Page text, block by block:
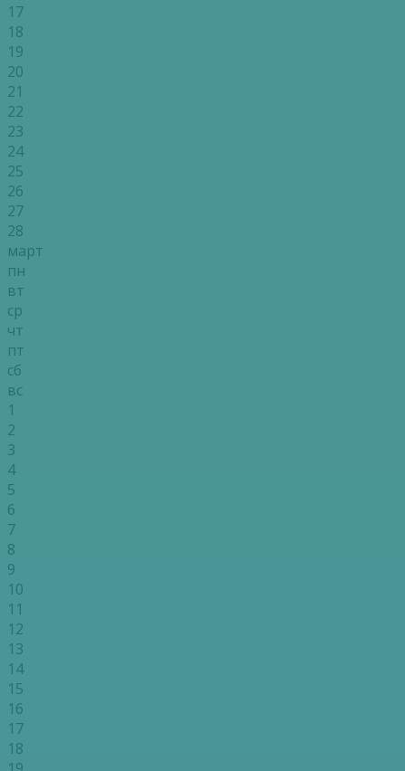
17
18
19
20
21
22
23
24
25
26
27
28
март
пн
вт
ср
чт
пт
сб
вс
1
2
3
4
5
6
7
8
9
10
11
12
13
14
15
16
17
18